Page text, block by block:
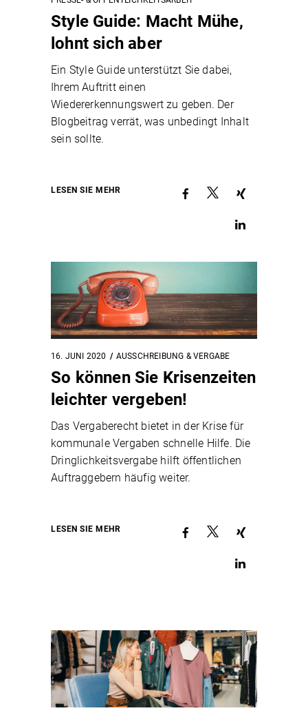
Style Guide: Macht Mühe,
lohnt sich aber
Ein Style Guide unterstützt Sie dabei,
Ihrem Auftritt einen
Wiedererkennungswert zu geben. Der
Blogbeitrag verrät, was unbedingt Inhalt
sein sollte.
LESEN SIE MEHR
16. JUNI 2020 AUSSCHREIBUNG & VERGABE
So können Sie Krisenzeiten
leichter vergeben!
Das Vergaberecht bietet in der Krise für
kommunale Vergaben schnelle Hilfe. Die
Dringlichkeitsvergabe hilft öffentlichen
Auftraggebern häufig weiter.
LESEN SIE MEHR